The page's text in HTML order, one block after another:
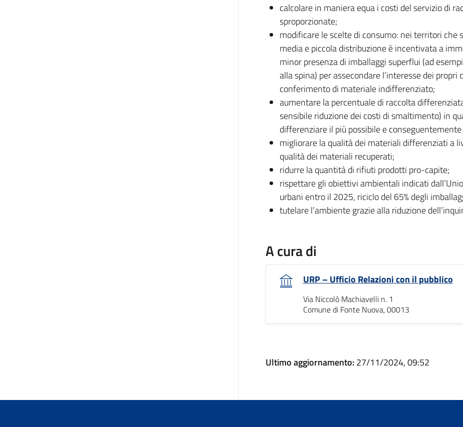
calcolare in maniera equa i costi del servizio di
sproporzionate;
modificare le scelte di consumo: nei territori che
media e piccola distribuzione è incentivata a
minor presenza di imballaggi superflui (ad
alla spina) per assecondare l’interesse dei
conferimento di materiale indifferenziato;
aumentare la percentuale di raccolta
sensibile riduzione dei costi di smaltimento) in
differenziare il più possibile e
migliorare la qualità dei materiali differenziati a
qualità dei materiali recuperati;
ridurre la quantità di rifiuti prodotti pro-capite;
rispettare gli obiettivi ambientali indicati
urbani entro il 2025, riciclo del 65% degli
tutelare l’ambiente grazie alla riduzione
A cura di
URP – Ufficio Relazioni con il pubblico
Via Niccolò Machiavelli n. 1
Comune di Fonte Nuova, 00013
Ultimo aggiornamento:27/11/2024, 09:52